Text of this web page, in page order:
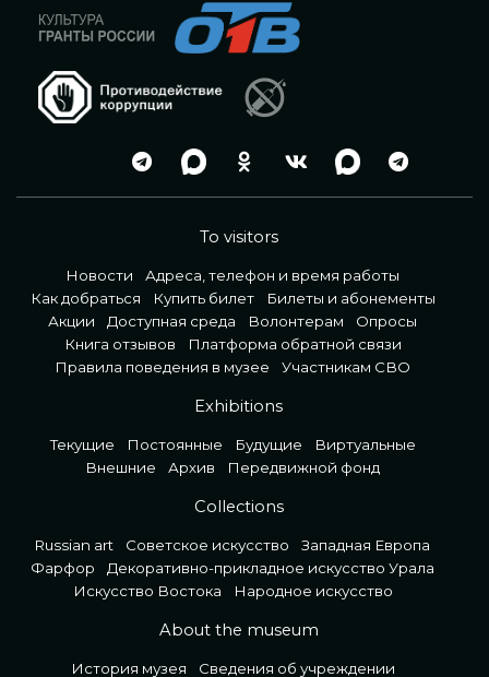
To visitors
Новости
Адреса, телефон и время работы
Как добраться
Купить билет
Билеты и абонементы
Акции
Доступная среда Волонтерам
Опросы
Книга отзывов
Платформа обратной связи
Правила поведения в музее
Участникам СВО
Exhibitions
Текущие Постоянные Будущие
Виртуальные
Внешние
Архив Передвижной фонд
Collections
Russian art Советское искусство
Западная Европа
Фарфор
Декоративно-прикладное искусство Урала
Искусство Востока
Народное искусство
About the museum
История музея Сведения об учреждении